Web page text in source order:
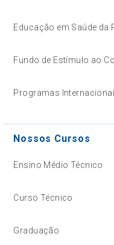
Educação em Saúde da
Fundo de Estímulo ao
Programas
Nossos Cursos
Ensino Médio Técnico
Curso Técnico
Graduação